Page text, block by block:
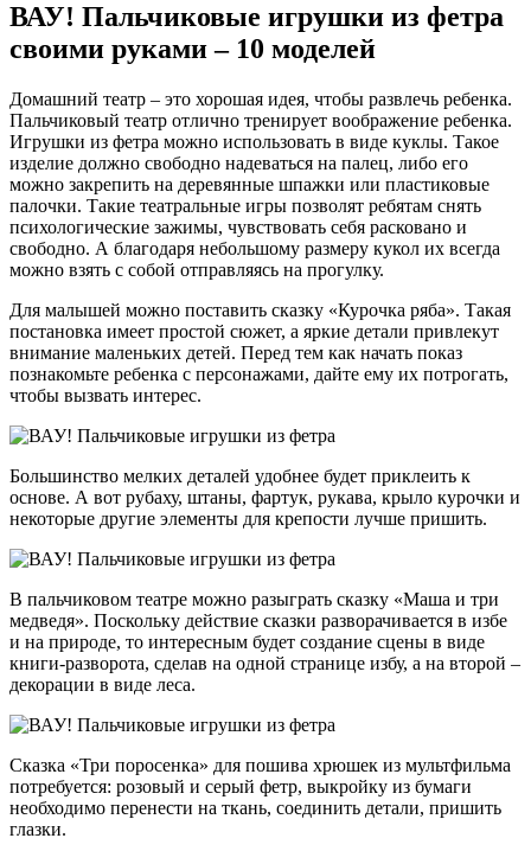
ВАУ! Пальчиковые игрушки из фетра
своими руками – 10 моделей
Домашний театр – это хорошая идея, чтобы развлечь ребенка.
Пальчиковый театр отлично тренирует воображение ребенка.
Игрушки из фетра можно использовать в виде куклы. Такое
изделие должно свободно надеваться на палец, либо его
можно закрепить на деревянные шпажки или пластиковые
палочки. Такие театральные игры позволят ребятам снять
психологические зажимы, чувствовать себя расковано и
свободно. А благодаря небольшому размеру кукол их всегда
можно взять с собой отправляясь на прогулку.
Для малышей можно поставить сказку «Курочка ряба». Такая
постановка имеет простой сюжет, а яркие детали привлекут
внимание маленьких детей. Перед тем как начать показ
познакомьте ребенка с персонажами, дайте ему их потрогать,
чтобы вызвать интерес.
Большинство мелких деталей удобнее будет приклеить к
основе. А вот рубаху, штаны, фартук, рукава, крыло курочки и
некоторые другие элементы для крепости лучше пришить.
В пальчиковом театре можно разыграть сказку «Маша и три
медведя». Поскольку действие сказки разворачивается в избе
и на природе, то интересным будет создание сцены в виде
книги-разворота, сделав на одной странице избу, а на второй –
декорации в виде леса.
Сказка «Три поросенка» для пошива хрюшек из мультфильма
потребуется: розовый и серый фетр, выкройку из бумаги
необходимо перенести на ткань, соединить детали, пришить
глазки.